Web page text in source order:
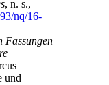
, n. s.,
nq/16-
Fassungen
und